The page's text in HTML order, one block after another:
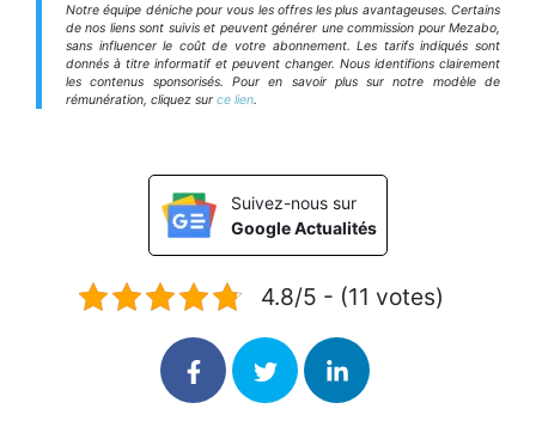
Notre équipe déniche pour vous les offres les plus avantageuses. Certains
de nos liens sont suivis et peuvent générer une commission pour Mezabo,
sans influencer le coût de votre abonnement. Les tarifs indiqués sont
donnés à titre informatif et peuvent changer. Nous identifions clairement
les contenus sponsorisés. Pour en savoir plus sur notre modèle de
rémunération, cliquez sur ce lien.
Suivez-nous sur
Google Actualités
4.8/5 - (11 votes)